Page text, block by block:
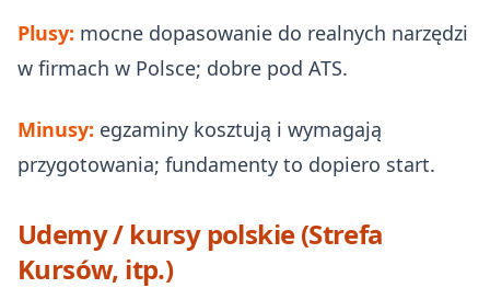
Plusy: mocne dopasowanie do realnych narzędzi
w firmach w Polsce; dobre pod ATS.
Minusy: egzaminy kosztują i wymagają
przygotowania; fundamenty to dopiero start.
Udemy / kursy polskie (Strefa
Kursów, itp.)